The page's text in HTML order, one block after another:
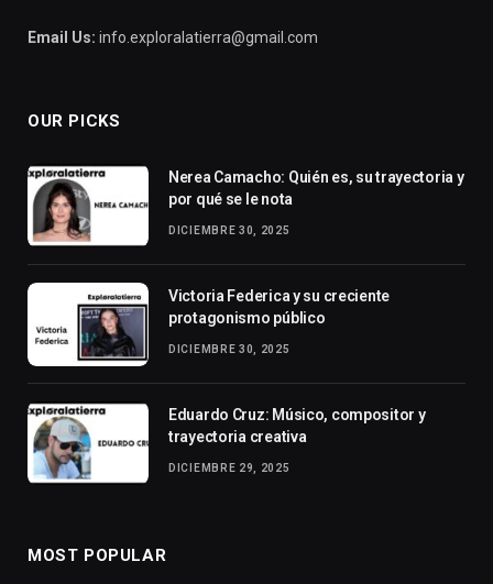
Email Us: info.exploralatierra@gmail.com
OUR PICKS
Nerea Camacho: Quién es, su trayectoria y
por qué se le nota
DICIEMBRE 30, 2025
Victoria Federica y su creciente
protagonismo público
DICIEMBRE 30, 2025
Eduardo Cruz: Músico, compositor y
trayectoria creativa
DICIEMBRE 29, 2025
MOST POPULAR